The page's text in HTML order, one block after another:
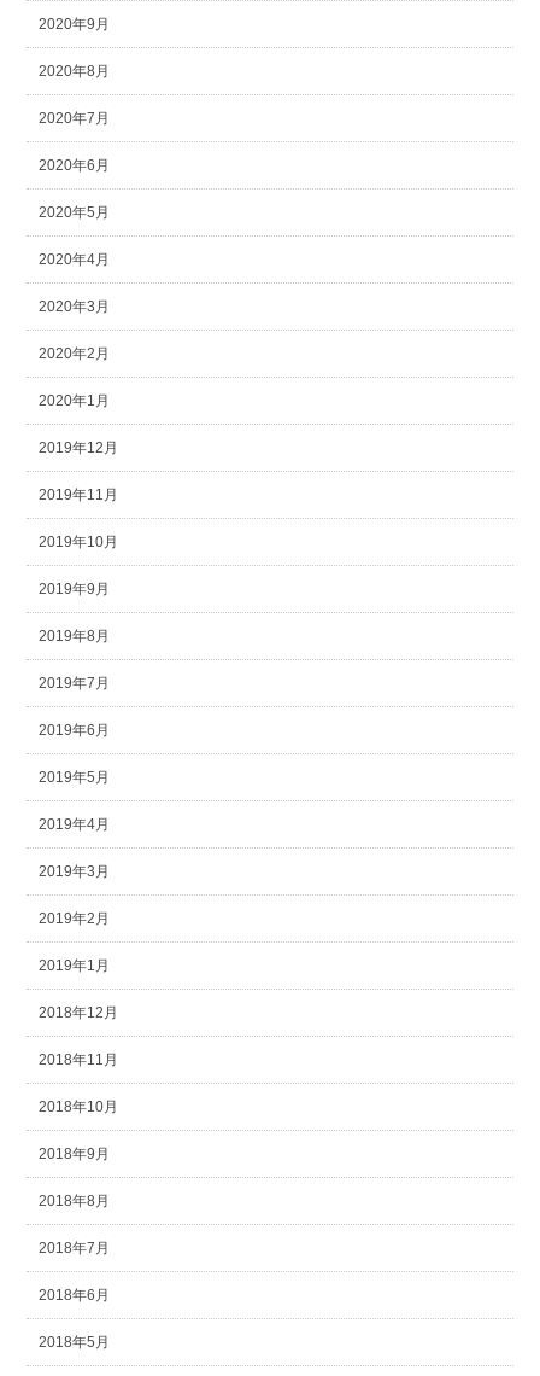
2020年9月
2020年8月
2020年7月
2020年6月
2020年5月
2020年4月
2020年3月
2020年2月
2020年1月
2019年12月
2019年11月
2019年10月
2019年9月
2019年8月
2019年7月
2019年6月
2019年5月
2019年4月
2019年3月
2019年2月
2019年1月
2018年12月
2018年11月
2018年10月
2018年9月
2018年8月
2018年7月
2018年6月
2018年5月